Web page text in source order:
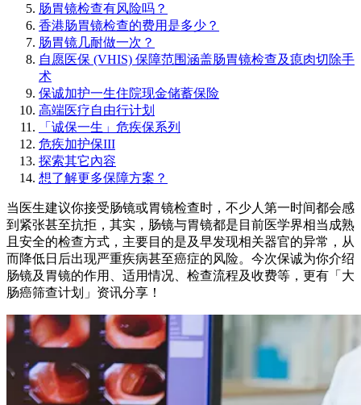
肠胃镜检查有风险吗？
香港肠胃镜检查的费用是多少？
肠胃镜几耐做一次？
自愿医保 (VHIS) 保障范围涵盖肠胃镜检查及瘜肉切除手
术
保诚加护一生住院现金储蓄保险
高端医疗自由行计划
「诚保一生」危疾保系列
危疾加护保III
探索其它內容
想了解更多保障方案？
当医生建议你接受肠镜或胃镜检查时，不少人第一时间都会感
到紧张甚至抗拒，其实，肠镜与胃镜都是目前医学界相当成熟
且安全的检查方式，主要目的是及早发现相关器官的异常，从
而降低日后出现严重疾病甚至癌症的风险。今次保诚为你介绍
肠镜及胃镜的作用、适用情况、检查流程及收费等，更有「大
肠癌筛查计划」资讯分享！